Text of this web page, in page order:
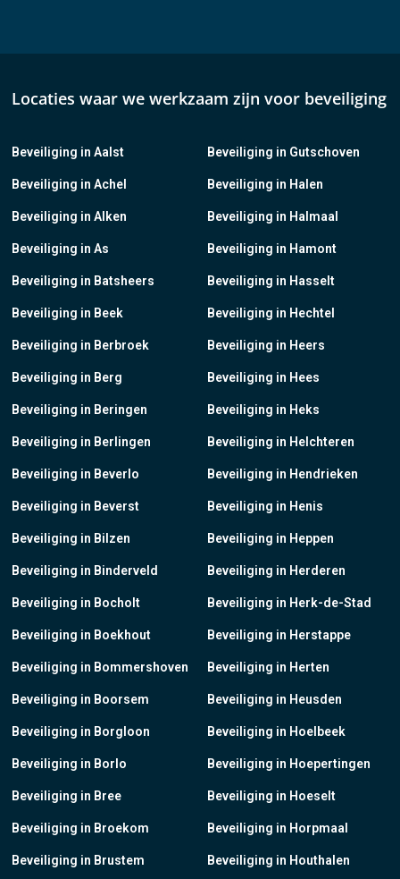
Locaties waar we werkzaam zijn voor beveiliging
Beveiliging in Aalst
Beveiliging in Achel
Beveiliging in Alken
Beveiliging in As
Beveiliging in Batsheers
Beveiliging in Beek
Beveiliging in Berbroek
Beveiliging in Berg
Beveiliging in Beringen
Beveiliging in Berlingen
Beveiliging in Beverlo
Beveiliging in Beverst
Beveiliging in Bilzen
Beveiliging in Binderveld
Beveiliging in Bocholt
Beveiliging in Boekhout
Beveiliging in Bommershoven
Beveiliging in Boorsem
Beveiliging in Borgloon
Beveiliging in Borlo
Beveiliging in Bree
Beveiliging in Broekom
Beveiliging in Brustem
Beveiliging in Gutschoven
Beveiliging in Halen
Beveiliging in Halmaal
Beveiliging in Hamont
Beveiliging in Hasselt
Beveiliging in Hechtel
Beveiliging in Heers
Beveiliging in Hees
Beveiliging in Heks
Beveiliging in Helchteren
Beveiliging in Hendrieken
Beveiliging in Henis
Beveiliging in Heppen
Beveiliging in Herderen
Beveiliging in Herk-de-Stad
Beveiliging in Herstappe
Beveiliging in Herten
Beveiliging in Heusden
Beveiliging in Hoelbeek
Beveiliging in Hoepertingen
Beveiliging in Hoeselt
Beveiliging in Horpmaal
Beveiliging in Houthalen